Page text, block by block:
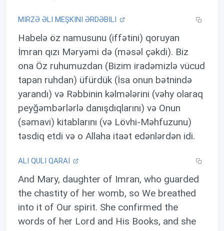
MIRZƏ ƏLI MEŞKINI ƏRDƏBILI
Habelə öz namusunu (iffətini) qoruyan
İmran qızı Məryəmi də (məsəl çəkdi). Biz
ona Öz ruhumuzdan (Bizim iradəmizlə vücud
tapan ruhdan) üfürdük (İsa onun bətnində
yarandı) və Rəbbinin kəlmələrini (vəhy olaraq
peyğəmbərlərlə danışdıqlarını) və Onun
(səmavi) kitablarını (və Lövhi-Məhfuzunu)
təsdiq etdi və o Allaha itaət edənlərdən idi.
ALI QULI QARAI
And Mary, daughter of Imran, who guarded
the chastity of her womb, so We breathed
into it of Our spirit. She confirmed the
words of her Lord and His Books, and she